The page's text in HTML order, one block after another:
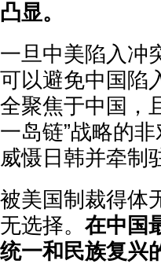
凸显。
一旦中美陷入冲
可以避免中国陷
全聚焦于中国，
一岛链”战略的
威慑日韩并牵制
被美国制裁得体
无选择。 在中国
统一和民族复兴